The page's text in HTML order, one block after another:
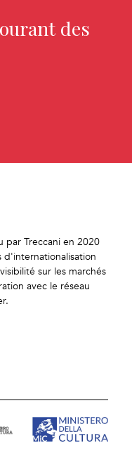
des
par Treccani en 2020
d'internationalisation
sur les marchés
avec le réseau